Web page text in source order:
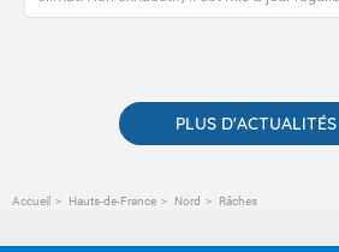
publications. Vous y trouverez également
PLUS D'ACTUALITÉS
Accueil Hauts-de-France Nord Râches